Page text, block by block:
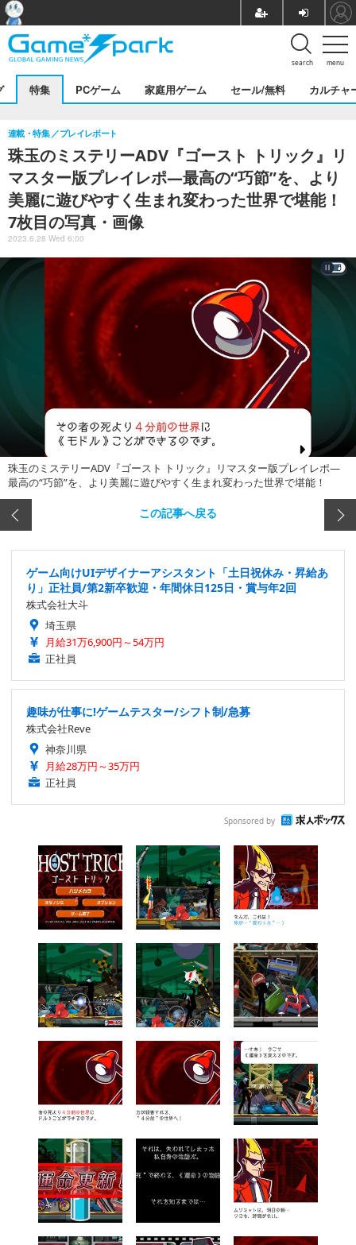
menu
search
特集 PCゲーム 家庭用ゲーム セール/無料 カルチャ
珠玉のミステリーADV『ゴースト トリック』リ
マスター版プレイレポ―最高の“巧節”を、より
美麗に遊びやすく生まれ変わった世界で堪能！
7枚目の写真・画像
連載・特集 プレイレポート
2023.6.28 Wed 6:00
珠玉のミステリーADV『ゴースト トリック』リマスター版プレイレポ―
最高の“巧節”を、より美麗に遊びやすく生まれ変わった世界で堪能！
この記事へ戻る
ゲーム向けUIデザイナーアシスタント「土日祝休み・昇給あ
り」正社員/第2新卒歓迎・年間休日125日・賞与年2回
株式会社大斗
埼玉県
月給31万6,900円～54万円
正社員
趣味が仕事に!ゲームテスター/シフト制/急募
株式会社Reve
神奈川県
月給28万円～35万円
正社員
Sponsored by